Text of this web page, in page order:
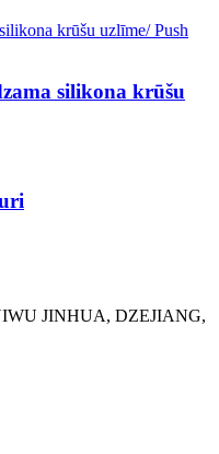
silikona krūšu
JINHUA, DZEJIANG,